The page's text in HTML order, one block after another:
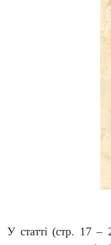
У статті (стр. 17 –